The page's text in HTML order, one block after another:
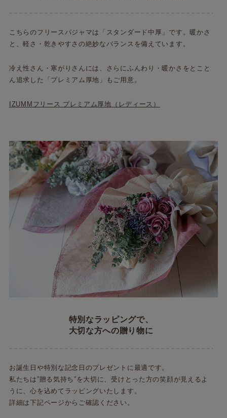
こちらのフリースパジャマは「スタンダード中厚」です。暖かさ
と、軽さ・乾きやすさの絶妙なバランスを備えています。
冷え性さん・寒がりさんには、さらにふんわり・暖かさをとこと
ん追求した「プレミアム厚地」もご用意。
IZUMMフリース プレミアム厚地（レディース）
特別なラッピングで、
大切な方への贈り物に
お誕生日や特別な記念日のプレゼントに最適です。
私たちは”贈る気持ち”を大切に、受けとった方の笑顔が見えるよ
うに、心を込めてラッピングいたします。
詳細は下記ページからご確認ください。